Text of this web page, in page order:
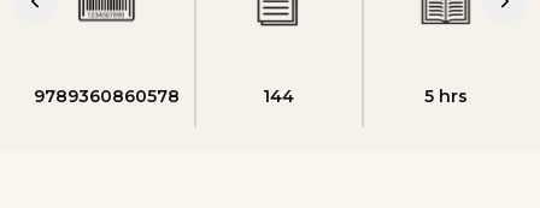
9789360860578 144 5 hrs